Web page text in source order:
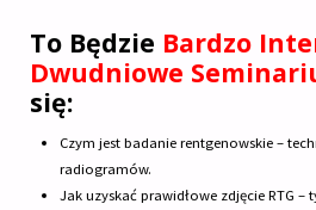
To Będzie Bardzo
Dwudniowe
się:
Czym jest badanie rentgenowskie –
radiogramów.
Jak uzyskać prawidłowe zdjęcie RTG –